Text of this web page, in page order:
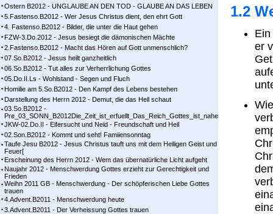
Ostern B2012 - UNGLAUBE AN DEN TOD - GLAUBE AN DAS LEBEN
5.Fastenso.B2012 - Wer Jesus Christus dient, den ehrt Gott
4. Fastenso.B2012 - Bilder, die unter die Haut gehen
FZW-3.Do.2012 - Jesus besiegt die dämonischen Mächte
2.Fastenso.B2012 - Macht das Hören auf Gott unmenschlich?
07.So.B2012 - Jesus heilt ganzheitlich
06.So.B2012 - Tut alles zur Verherrlichung Gottes
05.Do.II.Ls - Wohlstand - Segen und Fluch
Homilie am 5.So.B2012 - Den Kampf des Lebens bestehen
Darstellung des Herrn 2012 - Demut, die das Heil schaut
03.So.B2012 -
Pre_03_SONN_B2012Die_Zeit_ist_erfuellt_Das_Reich_Gottes_ist_nahe
JKW-02.Do.II - Eifersucht und Neid - Freundschaft und Heil
02.Son.B2012 - Kommt und seht! Famiiensonntag
Taufe Jesu B2012 - Jesus Christus tauft uns mit dem Heiligen Geist und
Feuer[
Erscheinung des Herrn 2012 - Wem das übernatürliche Licht aufgeht
Naujahr 2012 - Menschwerdung Gottes erzieht zur Gerechtigkeit und
Frieden
Weihn 2011 GB - Menschwerdung - Der schöpferischen Liebe Gottes
trauen
4.Advent.B2011 - Menschwerdung heute
3.Advent.B2011 - Der Verheissung Gottes trauen
1.2
er